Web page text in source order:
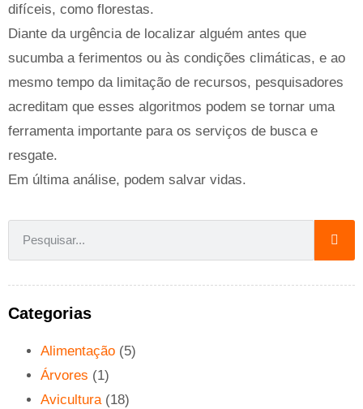
difíceis, como florestas.
Diante da urgência de localizar alguém antes que
sucumba a ferimentos ou às condições climáticas, e ao
mesmo tempo da limitação de recursos, pesquisadores
acreditam que esses algoritmos podem se tornar uma
ferramenta importante para os serviços de busca e
resgate.
Em última análise, podem salvar vidas.
Categorias
Alimentação (5)
Árvores (1)
Avicultura(18)